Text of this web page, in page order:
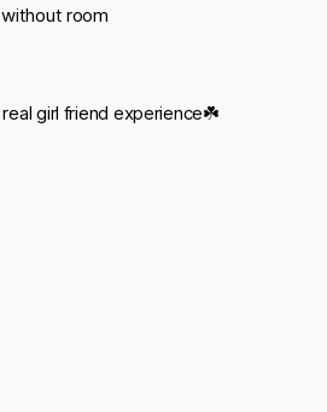
room
girl friend experience☘️